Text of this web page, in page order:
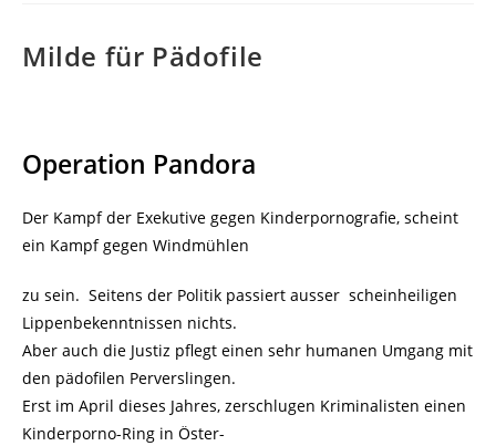
Milde für Pädofile
Operation Pandora
Der Kampf der Exekutive gegen Kinderpornografie, scheint
ein Kampf gegen Windmühlen
zu sein. Seitens der Politik passiert ausser scheinheiligen
Lippenbekenntnissen nichts.
Aber auch die Justiz pflegt einen sehr humanen Umgang mit
den pädofilen Perverslingen.
Erst im April dieses Jahres, zerschlugen Kriminalisten einen
Kinderporno-Ring in Öster-